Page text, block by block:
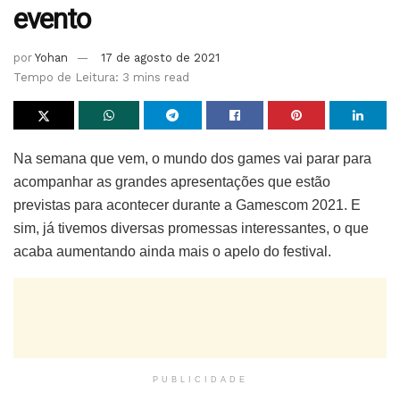
evento
por Yohan
17 de agosto de 2021
Tempo de Leitura: 3 mins read
Na semana que vem, o mundo dos games vai parar para
acompanhar as grandes apresentações que estão
previstas para acontecer durante a Gamescom 2021. E
sim, já tivemos diversas promessas interessantes, o que
acaba aumentando ainda mais o apelo do festival.
PUBLICIDADE